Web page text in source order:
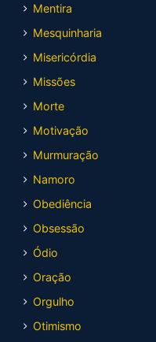
Mentira
Mesquinharia
Misericórdia
Missões
Morte
Motivação
Murmuração
Namoro
Obediência
Obsessão
Ódio
Oração
Orgulho
Otimismo